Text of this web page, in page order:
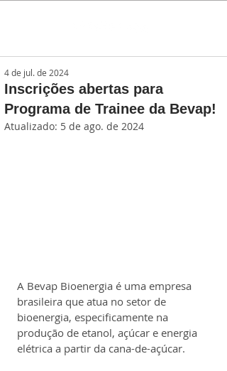
Inscrições abertas para
Programa de Trainee da Bevap!
4 de jul. de 2024
Atualizado: 5 de ago. de 2024
A Bevap Bioenergia é uma empresa
brasileira que atua no setor de
bioenergia, especificamente na
produção de etanol, açúcar e energia
elétrica a partir da cana-de-açúcar.